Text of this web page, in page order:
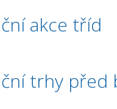
akce tříd
trhy před